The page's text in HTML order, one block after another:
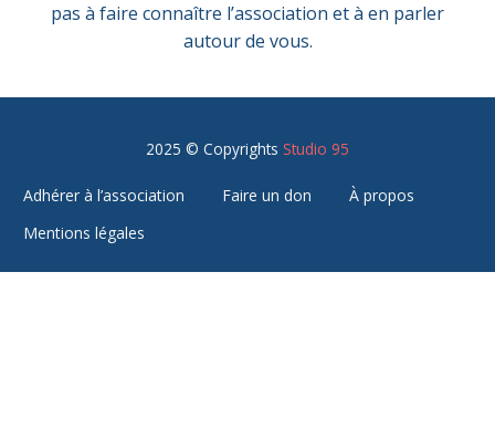
pas à faire connaître l’association et à en parler
autour de vous.
2025 © Copyrights Studio 95
Adhérer à l’association Faire un don
À propos
Mentions légales